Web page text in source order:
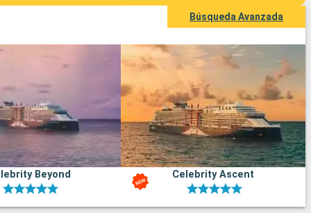
Búsqueda Avanzada
Beyond Celebrity Ascent